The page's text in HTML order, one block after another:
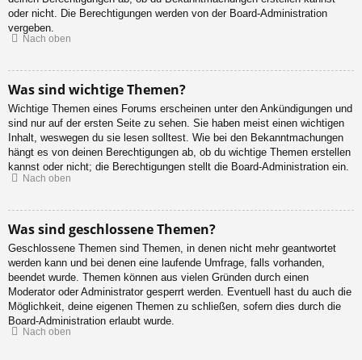
oder nicht. Die Berechtigungen werden von der Board-Administration
vergeben.
Nach oben
Was sind wichtige Themen?
Wichtige Themen eines Forums erscheinen unter den Ankündigungen und
sind nur auf der ersten Seite zu sehen. Sie haben meist einen wichtigen
Inhalt, weswegen du sie lesen solltest. Wie bei den Bekanntmachungen
hängt es von deinen Berechtigungen ab, ob du wichtige Themen erstellen
kannst oder nicht; die Berechtigungen stellt die Board-Administration ein.
Nach oben
Was sind geschlossene Themen?
Geschlossene Themen sind Themen, in denen nicht mehr geantwortet
werden kann und bei denen eine laufende Umfrage, falls vorhanden,
beendet wurde. Themen können aus vielen Gründen durch einen
Moderator oder Administrator gesperrt werden. Eventuell hast du auch die
Möglichkeit, deine eigenen Themen zu schließen, sofern dies durch die
Board-Administration erlaubt wurde.
Nach oben